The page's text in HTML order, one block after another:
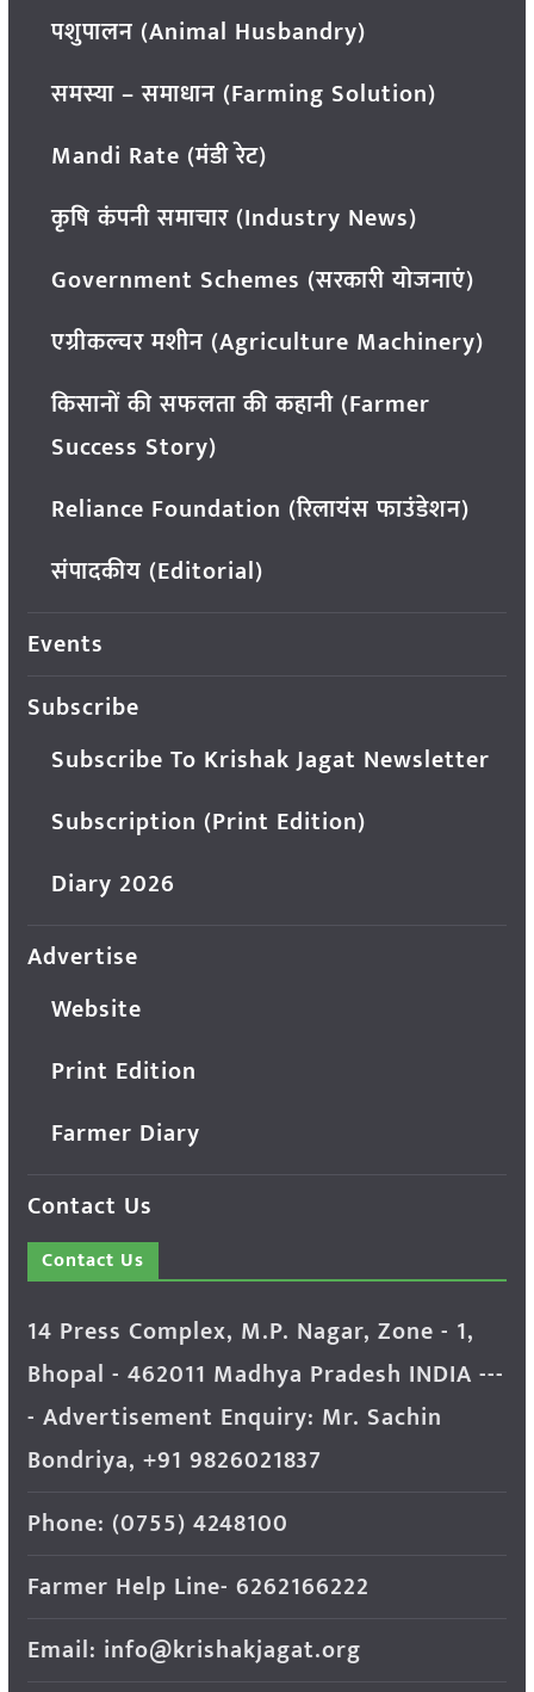
पशुपालन (Animal Husbandry)
समस्या – समाधान (Farming Solution)
Mandi Rate (मंडी रेट)
कृषि कंपनी समाचार (Industry News)
Government Schemes (सरकारी योजनाएं)
एग्रीकल्चर मशीन (Agriculture Machinery)
किसानों की सफलता की कहानी (Farmer
Success Story)
Reliance Foundation (रिलायंस फाउंडेशन)
संपादकीय (Editorial)
Events
Subscribe
Subscribe To Krishak Jagat Newsletter
Subscription (Print Edition)
Diary 2026
Advertise
Website
Print Edition
Farmer Diary
Contact Us
Contact Us
14 Press Complex, M.P. Nagar, Zone - 1,
Bhopal - 462011 Madhya Pradesh INDIA ---
- Advertisement Enquiry: Mr. Sachin
Bondriya, +91 9826021837
Phone: (0755) 4248100
Farmer Help Line- 6262166222
Email: info@krishakjagat.org